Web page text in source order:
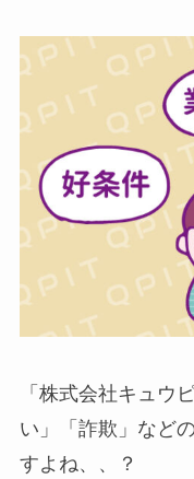
「株式会社キュウ
い」「詐欺」など
すよね、、？